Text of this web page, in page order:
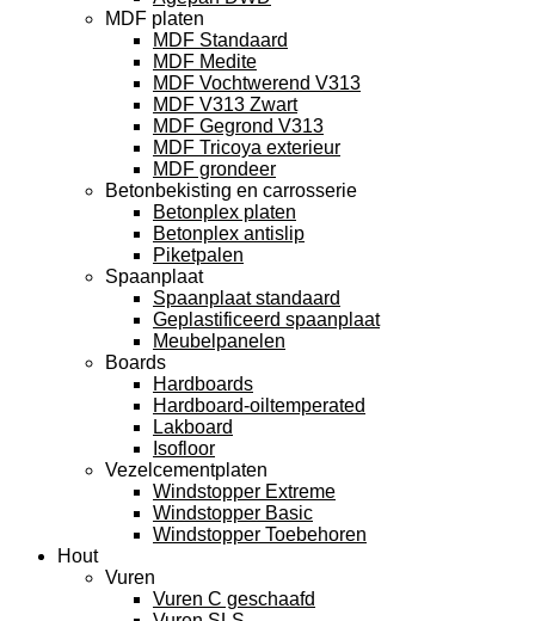
MDF platen
MDF Standaard
MDF Medite
MDF Vochtwerend V313
MDF V313 Zwart
MDF Gegrond V313
MDF Tricoya exterieur
MDF grondeer
Betonbekisting en carrosserie
Betonplex platen
Betonplex antislip
Piketpalen
Spaanplaat
Spaanplaat standaard
Geplastificeerd spaanplaat
Meubelpanelen
Boards
Hardboards
Hardboard-oiltemperated
Lakboard
Isofloor
Vezelcementplaten
Windstopper Extreme
Windstopper Basic
Windstopper Toebehoren
Hout
Vuren
Vuren C geschaafd